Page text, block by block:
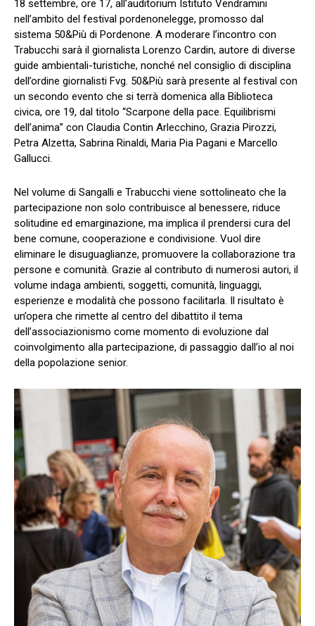
18 settembre, ore 17, all’auditorium Istituto Vendramini
nell’ambito del festival pordenonelegge, promosso dal
sistema 50&Più di Pordenone. A moderare l’incontro con
Trabucchi sarà il giornalista Lorenzo Cardin, autore di diverse
guide ambientali-turistiche, nonché nel consiglio di disciplina
dell’ordine giornalisti Fvg. 50&Più sarà presente al festival con
un secondo evento che si terrà domenica alla Biblioteca
civica, ore 19, dal titolo “Scarpone della pace. Equilibrismi
dell’anima” con Claudia Contin Arlecchino, Grazia Pirozzi,
Petra Alzetta, Sabrina Rinaldi, Maria Pia Pagani e Marcello
Gallucci.
Nel volume di Sangalli e Trabucchi viene sottolineato che la
partecipazione non solo contribuisce al benessere, riduce
solitudine ed emarginazione, ma implica il prendersi cura del
bene comune, cooperazione e condivisione. Vuol dire
eliminare le disuguaglianze, promuovere la collaborazione tra
persone e comunità. Grazie al contributo di numerosi autori, il
volume indaga ambienti, soggetti, comunità, linguaggi,
esperienze e modalità che possono facilitarla. Il risultato è
un’opera che rimette al centro del dibattito il tema
dell’associazionismo come momento di evoluzione dal
coinvolgimento alla partecipazione, di passaggio dall’io al noi
della popolazione senior.